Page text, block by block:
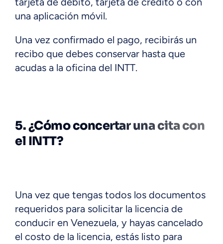
una aplicación móvil.
Una vez confirmado el pago, recibirás un
recibo que debes conservar hasta que
acudas a la oficina del INTT.
5. ¿Cómo concertar una cita con
el INTT?
Una vez que tengas todos los documentos
requeridos para solicitar la licencia de
conducir en Venezuela, y hayas cancelado
el costo de la licencia, estás listo para